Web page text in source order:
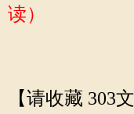
读）
【请收藏 303